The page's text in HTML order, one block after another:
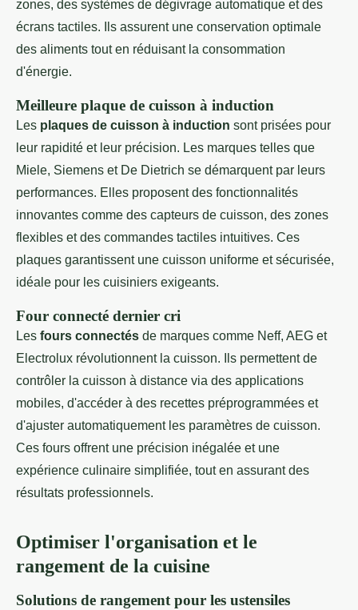
zones, des systèmes de dégivrage automatique et des
écrans tactiles. Ils assurent une conservation optimale
des aliments tout en réduisant la consommation
d'énergie.
Meilleure plaque de cuisson à induction
Les plaques de cuisson à induction sont prisées pour
leur rapidité et leur précision. Les marques telles que
Miele, Siemens et De Dietrich se démarquent par leurs
performances. Elles proposent des fonctionnalités
innovantes comme des capteurs de cuisson, des zones
flexibles et des commandes tactiles intuitives. Ces
plaques garantissent une cuisson uniforme et sécurisée,
idéale pour les cuisiniers exigeants.
Four connecté dernier cri
Les fours connectés de marques comme Neff, AEG et
Electrolux révolutionnent la cuisson. Ils permettent de
contrôler la cuisson à distance via des applications
mobiles, d'accéder à des recettes préprogrammées et
d'ajuster automatiquement les paramètres de cuisson.
Ces fours offrent une précision inégalée et une
expérience culinaire simplifiée, tout en assurant des
résultats professionnels.
Optimiser l'organisation et le
rangement de la cuisine
Solutions de rangement pour les ustensiles